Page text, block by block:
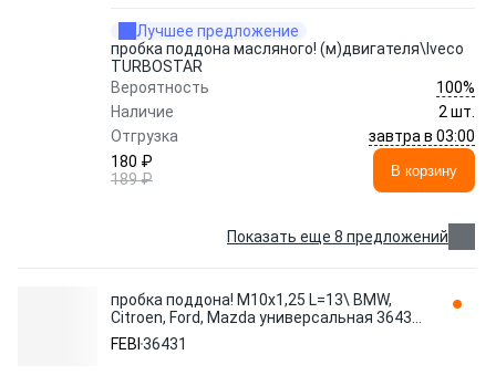
Лучшее предложение
пробка поддона масляного! (м)двигателя\Iveco
TURBOSTAR
Вероятность
100%
Наличие
2 шт.
Отгрузка
завтра в 03:00
180 ₽
189 ₽
В корзину
Показать еще 8 предложений
пробка поддона! M10х1,25 L=13\ BMW,
Citroen, Ford, Mazda универсальная 36431
FEBI
FEBI 36431